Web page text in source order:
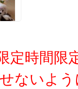
定時間
ないよう